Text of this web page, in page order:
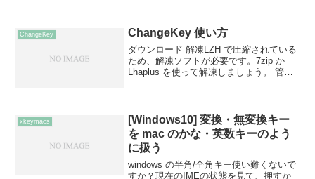
ChangeKey ChangeKey 使い方
ダウンロード 解凍LZH で圧縮されている
ため、解凍ソフトが必要です。7zip か
Lhaplus を使って解凍しましょう。 管理
xkeymacs
[Windows10] 変換・無変換キー
を mac のかな・英数キーのよう
に扱う
windows の半角/全角キー使い難くないで
すか？現在のIMEの状態を見て、押すか